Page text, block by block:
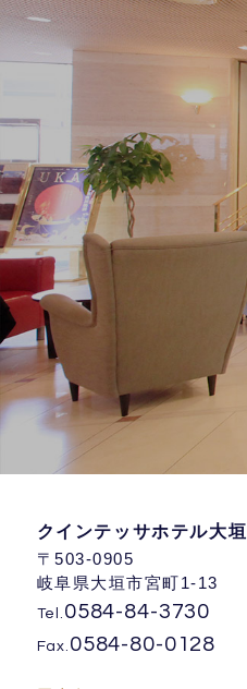
クインテッサホテル大垣
〒503-0905
岐阜県大垣市宮町1-13
Tel. 0584-84-3730
Fax. 0584-80-0128